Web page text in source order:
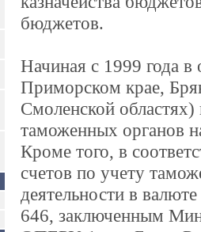
бюджетов.
Начиная с 1999 года
Приморском крае,
Смоленской областях)
таможенных органов
Кроме того, в
счетов по учету
деятельности в
646, заключенным